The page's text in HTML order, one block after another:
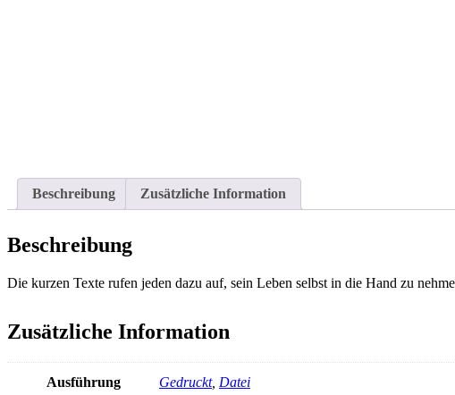
Beschreibung Zusätzliche Information
Beschreibung
Die kurzen Texte rufen jeden dazu auf, sein Leben selbst in die Hand zu
Zusätzliche Information
Ausführung Gedruckt, Datei